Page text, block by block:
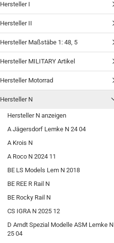
Hersteller I
Hersteller II
Hersteller Maßstäbe 1: 48, 5
Hersteller MILITARY Artikel
Hersteller Motorrad
Hersteller N
Hersteller N anzeigen
A Jägersdorf Lemke N 24 04
A Krois N
A Roco N 2024 11
BE LS Models Lem N 2018
BE REE R Rail N
BE Rocky Rail N
CS IGRA N 2025 12
D Arndt Spezial Modelle ASM Lemke N
25 04